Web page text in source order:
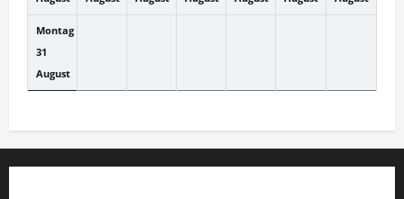
Montag
31
August